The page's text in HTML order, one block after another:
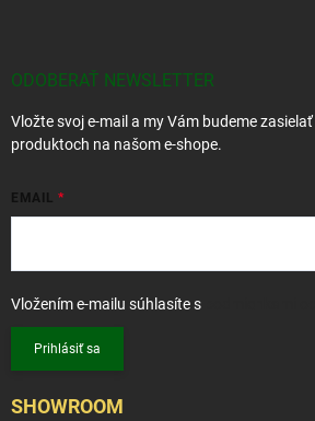
ODOBERAŤ NEWSLETTER
Vložte svoj e-mail a my Vám budeme
produktoch na našom e-shope.
EMAIL
Vložením e-mailu súhlasíte s
Prihlásiť sa
SHOWROOM